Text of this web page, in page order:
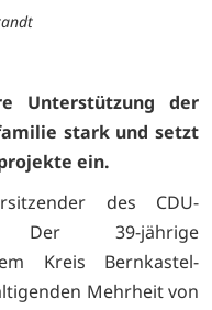
Unterstützung der
stark und setzt
ein.
des CDU-
Der 39-jährige
Kreis Bernkastel-
Mehrheit von